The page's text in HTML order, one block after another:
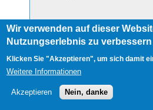
Wir verwenden auf dieser
Nutzungserlebnis zu verbessern
Klicken Sie "Akzeptieren", um sich damit
Weitere Informationen
Akzeptieren Nein, danke